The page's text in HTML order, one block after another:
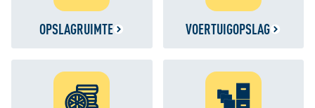
OPSLAGRUIMTE VOERTUIGOPSLAG